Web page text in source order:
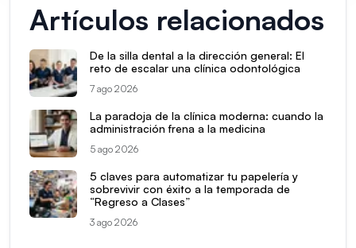
Artículos relacionados
De la silla dental a la dirección general: El
reto de escalar una clínica odontológica
7 ago 2026
La paradoja de la clínica moderna: cuando la
administración frena a la medicina
5 ago 2026
5 claves para automatizar tu papelería y
sobrevivir con éxito a la temporada de
“Regreso a Clases”
3 ago 2026